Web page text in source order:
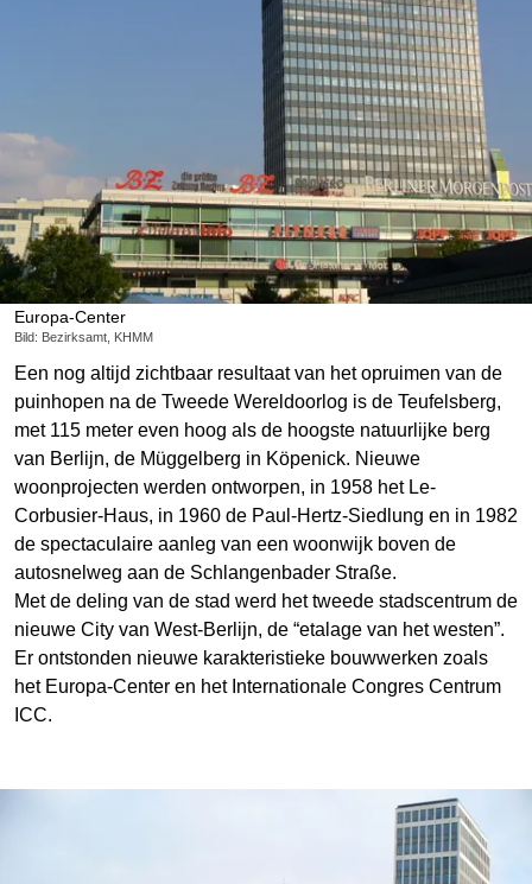
Europa-Center
Bild: Bezirksamt, KHMM
Een nog altijd zichtbaar resultaat van het opruimen van de
puinhopen na de Tweede Wereldoorlog is de Teufelsberg,
met 115 meter even hoog als de hoogste natuurlijke berg
van Berlijn, de Müggelberg in Köpenick. Nieuwe
woonprojecten werden ontworpen, in 1958 het Le-
Corbusier-Haus, in 1960 de Paul-Hertz-Siedlung en in 1982
de spectaculaire aanleg van een woonwijk boven de
autosnelweg aan de Schlangenbader Straße.
Met de deling van de stad werd het tweede stadscentrum de
nieuwe City van West-Berlijn, de “etalage van het westen”.
Er ontstonden nieuwe karakteristieke bouwwerken zoals
het Europa-Center en het Internationale Congres Centrum
ICC.